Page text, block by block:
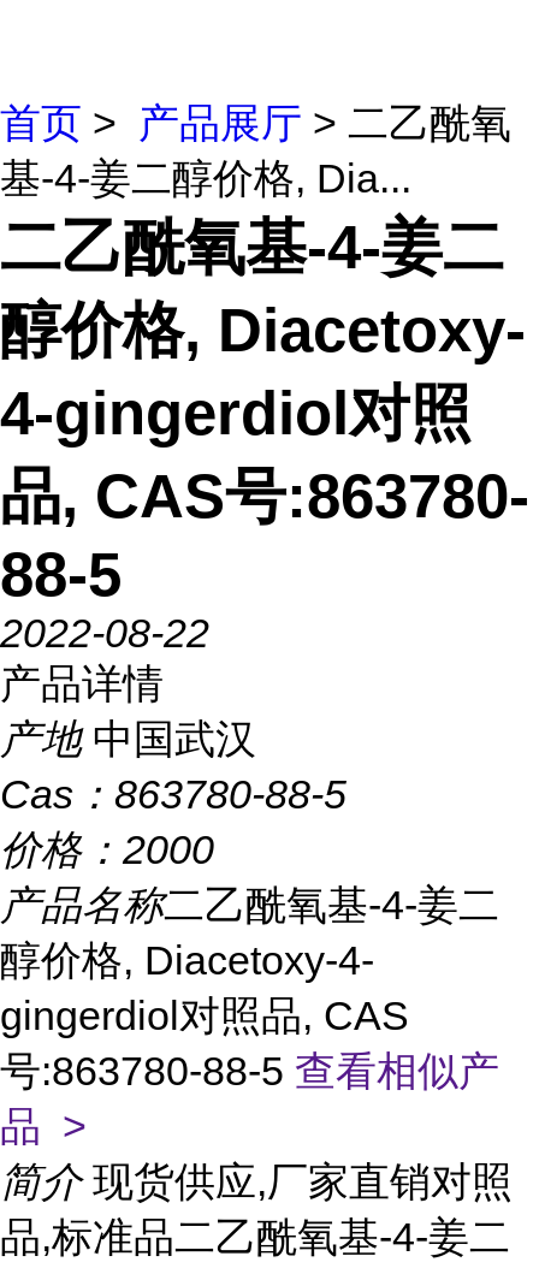
首页 > 产品展厅 > 二乙酰氧
基-4-姜二醇价格, Dia...
二乙酰氧基-4-姜二
醇价格, Diacetoxy-
4-gingerdiol对照
品, CAS号:863780-
88-5
2022-08-22
产品详情
产地 中国武汉
Cas： 863780-88-5
价格： 2000
产品名称二乙酰氧基-4-姜二
醇价格, Diacetoxy-4-
gingerdiol对照品, CAS
号:863780-88-5 查看相似产
品 >
简介 现货供应,厂家直销对照
品,标准品二乙酰氧基-4-姜二